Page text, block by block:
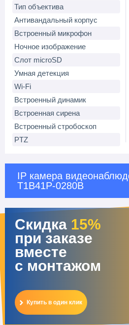
Тип объектива
Антивандальный корпус
Встроенный микрофон
Ночное изображение
Слот microSD
Умная детекция
Wi-Fi
Встроенный динамик
Встроенная сирена
Встроенный стробоскоп
PTZ
IP камера
T1B41P-0280B
Скидка 15%
при заказе
вместе
с монтажом
Купить в один клик